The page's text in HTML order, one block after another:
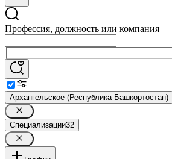
Профессия, должность или компания
Архангельское (Республика Башкортостан)
Специализации32